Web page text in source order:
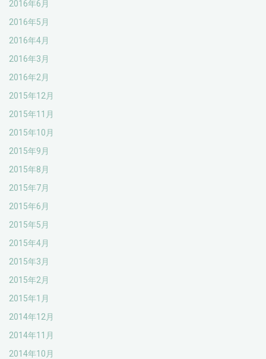
2016年6月
2016年5月
2016年4月
2016年3月
2016年2月
2015年12月
2015年11月
2015年10月
2015年9月
2015年8月
2015年7月
2015年6月
2015年5月
2015年4月
2015年3月
2015年2月
2015年1月
2014年12月
2014年11月
2014年10月